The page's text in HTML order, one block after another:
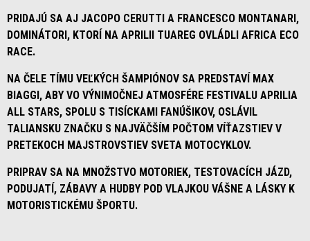
PRIDAJÚ SA AJ JACOPO CERUTTI A FRANCESCO MONTANARI,
DOMINÁTORI, KTORÍ NA APRILII TUAREG OVLÁDLI AFRICA ECO
RACE.
NA ČELE TÍMU VEĽKÝCH ŠAMPIÓNOV SA PREDSTAVÍ MAX
BIAGGI, ABY VO VÝNIMOČNEJ ATMOSFÉRE FESTIVALU APRILIA
ALL STARS, SPOLU S TISÍCKAMI FANÚŠIKOV, OSLÁVIL
TALIANSKU ZNAČKU S NAJVÄČŠÍM POČTOM VÍŤAZSTIEV V
PRETEKOCH MAJSTROVSTIEV SVETA MOTOCYKLOV.
PRIPRAV SA NA MNOŽSTVO MOTORIEK, TESTOVACÍCH JÁZD,
PODUJATÍ, ZÁBAVY A HUDBY POD VLAJKOU VÁŠNE A LÁSKY K
MOTORISTICKÉMU ŠPORTU.